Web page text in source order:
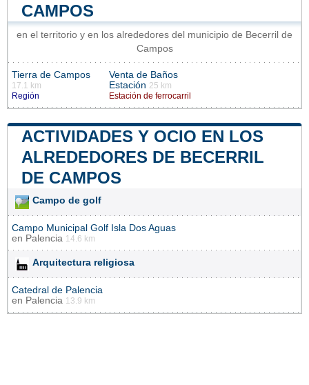
CAMPOS
en el territorio y en los alrededores del municipio de Becerril de
Campos
Tierra de Campos
17.1 km
Región
Venta de Baños
Estación 25 km
Estación de ferrocarril
ACTIVIDADES Y OCIO EN LOS
ALREDEDORES DE BECERRIL
DE CAMPOS
Campo de golf
Campo Municipal Golf Isla Dos Aguas
en Palencia 14.6 km
Arquitectura religiosa
Catedral de Palencia
en Palencia 13.9 km